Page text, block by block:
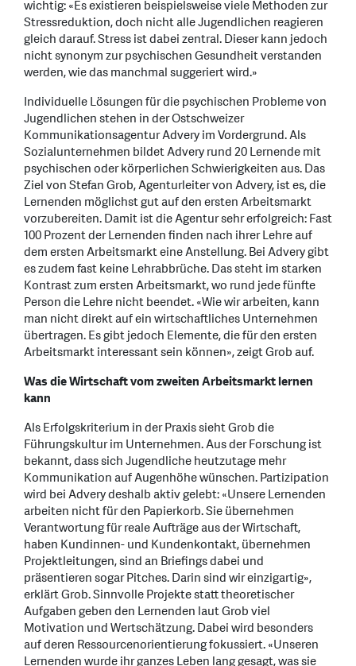
wichtig: «Es existieren beispielsweise viele Methoden zur
Stressreduktion, doch nicht alle Jugendlichen reagieren
gleich darauf. Stress ist dabei zentral. Dieser kann jedoch
nicht synonym zur psychischen Gesundheit verstanden
werden, wie das manchmal suggeriert wird.»
Individuelle Lösungen für die psychischen Probleme von
Jugendlichen stehen in der Ostschweizer
Kommunikationsagentur Advery im Vordergrund. Als
Sozialunternehmen bildet Advery rund 20 Lernende mit
psychischen oder körperlichen Schwierigkeiten aus. Das
Ziel von Stefan Grob, Agenturleiter von Advery, ist es, die
Lernenden möglichst gut auf den ersten Arbeitsmarkt
vorzubereiten. Damit ist die Agentur sehr erfolgreich: Fast
100 Prozent der Lernenden finden nach ihrer Lehre auf
dem ersten Arbeitsmarkt eine Anstellung. Bei Advery gibt
es zudem fast keine Lehrabbrüche. Das steht im starken
Kontrast zum ersten Arbeitsmarkt, wo rund jede fünfte
Person die Lehre nicht beendet. «Wie wir arbeiten, kann
man nicht direkt auf ein wirtschaftliches Unternehmen
übertragen. Es gibt jedoch Elemente, die für den ersten
Arbeitsmarkt interessant sein können», zeigt Grob auf.
Was die Wirtschaft vom zweiten Arbeitsmarkt lernen
kann
Als Erfolgskriterium in der Praxis sieht Grob die
Führungskultur im Unternehmen. Aus der Forschung ist
bekannt, dass sich Jugendliche heutzutage mehr
Kommunikation auf Augenhöhe wünschen. Partizipation
wird bei Advery deshalb aktiv gelebt: «Unsere Lernenden
arbeiten nicht für den Papierkorb. Sie übernehmen
Verantwortung für reale Aufträge aus der Wirtschaft,
haben Kundinnen- und Kundenkontakt, übernehmen
Projektleitungen, sind an Briefings dabei und
präsentieren sogar Pitches. Darin sind wir einzigartig»,
erklärt Grob. Sinnvolle Projekte statt theoretischer
Aufgaben geben den Lernenden laut Grob viel
Motivation und Wertschätzung. Dabei wird besonders
auf deren Ressourcenorientierung fokussiert. «Unseren
Lernenden wurde ihr ganzes Leben lang gesagt, was sie